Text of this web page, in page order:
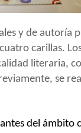
y de autoría
carillas.
literaria,
se
del ámbito